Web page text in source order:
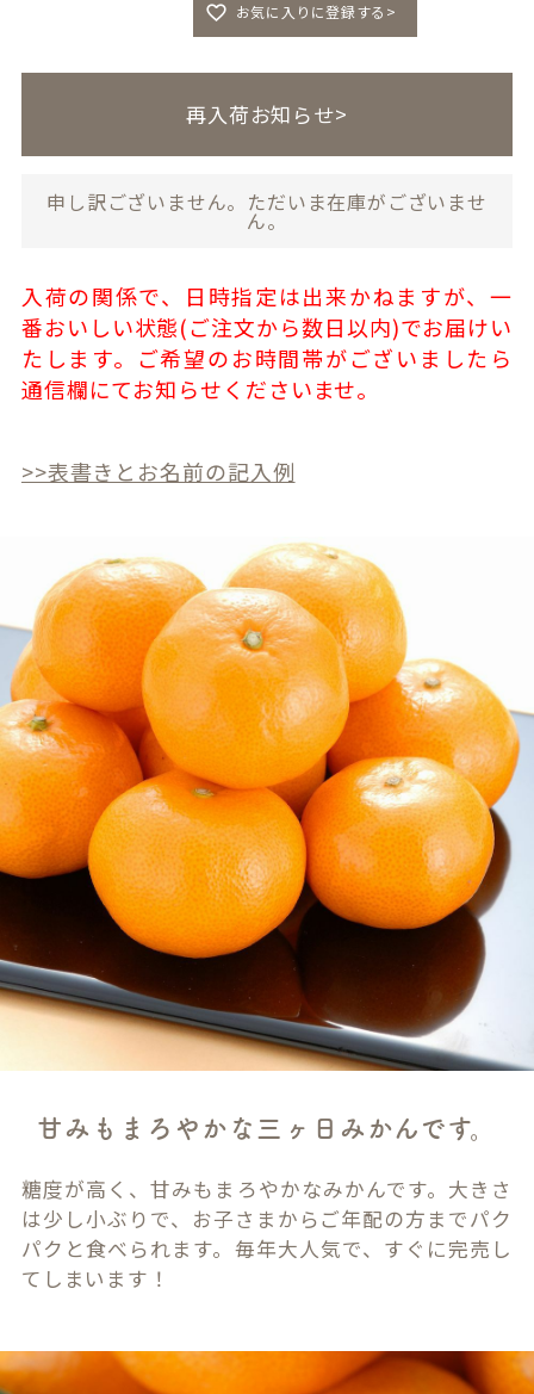
お気に入りに登録する>
再入荷お知らせ>
申し訳ございません。ただいま在庫がございませ
ん。
入荷の関係で、日時指定は出来かねますが、一
番おいしい状態(ご注文から数日以内)でお届けい
たします。ご希望のお時間帯がございましたら
通信欄にてお知らせくださいませ。
>>表書きとお名前の記入例
甘みもまろやかな三ヶ日みかんです。
糖度が高く、甘みもまろやかなみかんです。大きさ
は少し小ぶりで、お子さまからご年配の方までパク
パクと食べられます。毎年大人気で、すぐに完売し
てしまいます！